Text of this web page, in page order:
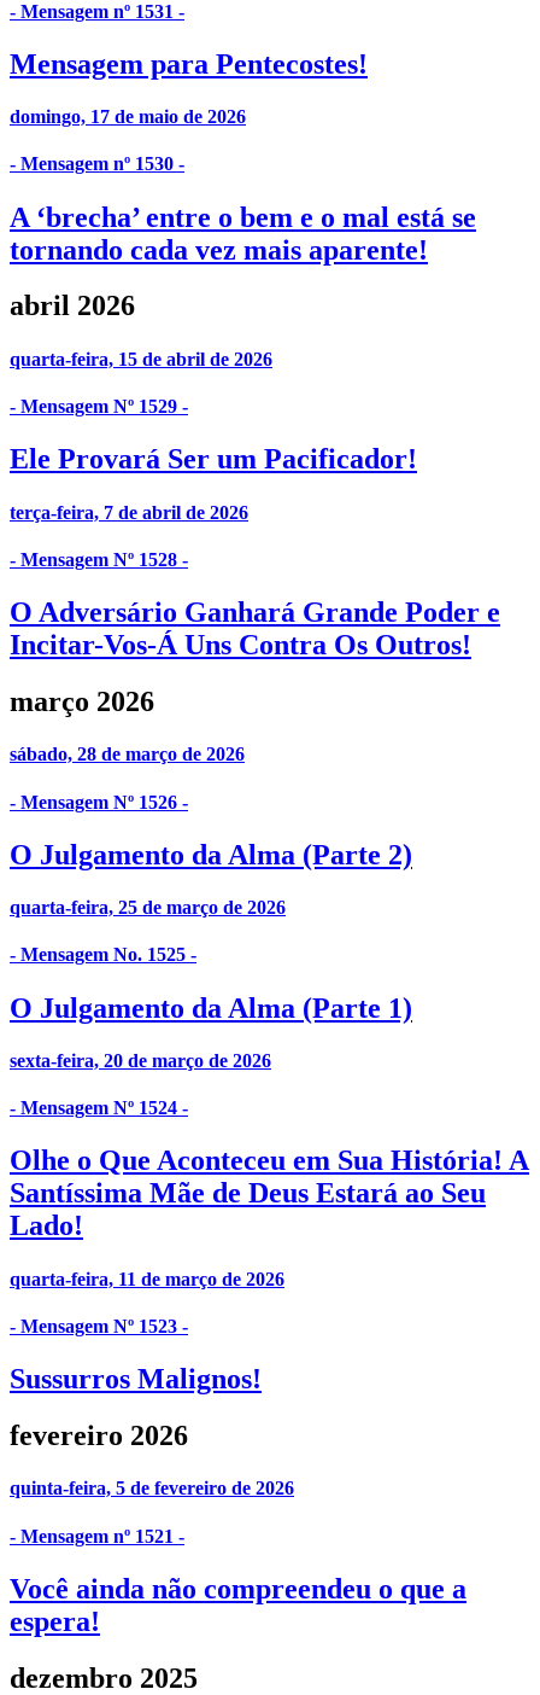
- Mensagem nº 1531 -
Mensagem para Pentecostes!
domingo, 17 de maio de 2026
- Mensagem nº 1530 -
A ‘brecha’ entre o bem e o mal está se
tornando cada vez mais aparente!
abril 2026
quarta-feira, 15 de abril de 2026
- Mensagem Nº 1529 -
Ele Provará Ser um Pacificador!
terça-feira, 7 de abril de 2026
- Mensagem Nº 1528 -
O Adversário Ganhará Grande Poder e
Incitar-Vos-Á Uns Contra Os Outros!
março 2026
sábado, 28 de março de 2026
- Mensagem Nº 1526 -
O Julgamento da Alma (Parte 2)
quarta-feira, 25 de março de 2026
- Mensagem No. 1525 -
O Julgamento da Alma (Parte 1)
sexta-feira, 20 de março de 2026
- Mensagem Nº 1524 -
Olhe o Que Aconteceu em Sua História! A
Santíssima Mãe de Deus Estará ao Seu
Lado!
quarta-feira, 11 de março de 2026
- Mensagem Nº 1523 -
Sussurros Malignos!
fevereiro 2026
quinta-feira, 5 de fevereiro de 2026
- Mensagem nº 1521 -
Você ainda não compreendeu o que a
espera!
dezembro 2025